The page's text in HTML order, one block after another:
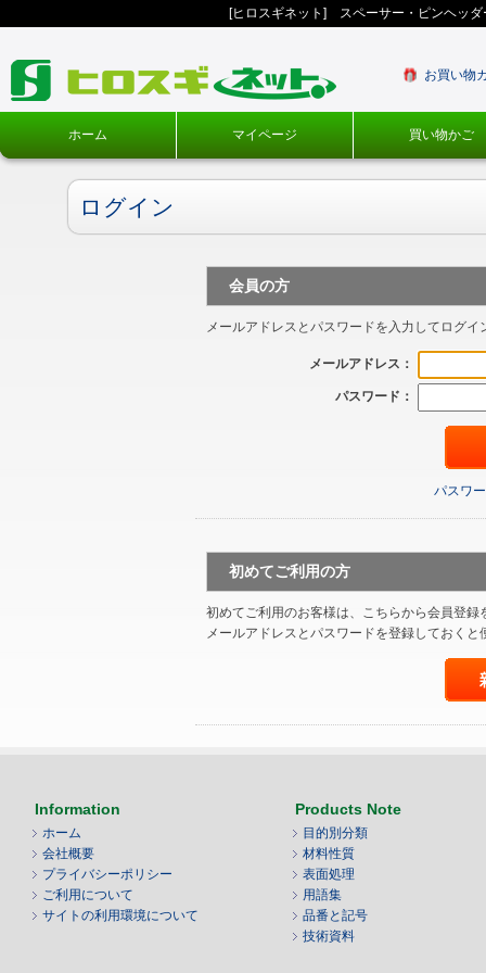
[ヒロスギネット] スペーサー・ピンヘッ
お買い物
ホーム マイページ 買い物かご
ログイン
会員の方
メールアドレスとパスワードを入力してログイ
メールアドレス：
パスワード：
パスワ
初めてご利用の方
初めてご利用のお客様は、こちらから会員登録
メールアドレスとパスワードを登録しておく
Information
ホーム
会社概要
プライバシーポリシー
ご利用について
サイトの利用環境について
Products Note
目的別分類
材料性質
表面処理
用語集
品番と記号
技術資料